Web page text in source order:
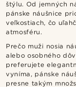
štýlu. Od jemných
pánske náušnice
veľkostiach, čo
atmosféru.
Prečo muži nosia
alebo osobného
preferujete
vyníma, pánske
presne takým